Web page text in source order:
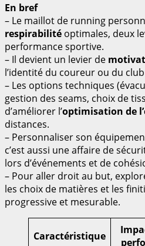
En bref
– Le maillot de running
respirabilité optimales, deux
performance sportive.
– Il devient un levier de
l’identité du coureur ou du
– Les options techniques
gestion des seams, choix de
d’améliorer l’optimisation de
distances.
– Personnaliser son
c’est aussi une affaire de
lors d’événements et de
– Pour aller droit au but,
les choix de matières et les
progressive et mesurable.
Caractéristique